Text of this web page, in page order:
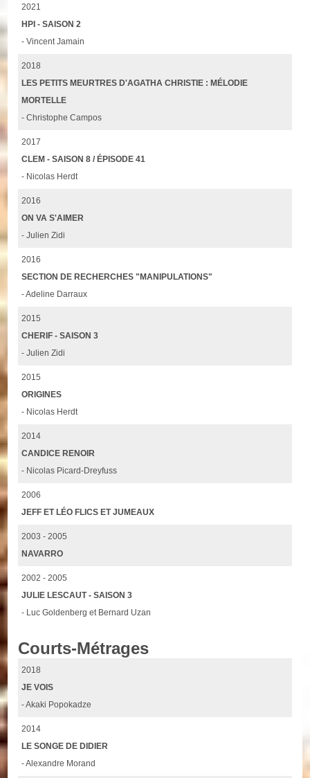
2021
HPI - SAISON 2
- Vincent Jamain
2018
LES PETITS MEURTRES D'AGATHA CHRISTIE : MÉLODIE
MORTELLE
- Christophe Campos
2017
CLEM - SAISON 8 / ÉPISODE 41
- Nicolas Herdt
2016
ON VA S'AIMER
- Julien Zidi
2016
SECTION DE RECHERCHES "MANIPULATIONS"
- Adeline Darraux
2015
CHERIF - SAISON 3
- Julien Zidi
2015
ORIGINES
- Nicolas Herdt
2014
CANDICE RENOIR
- Nicolas Picard-Dreyfuss
2006
JEFF ET LÉO FLICS ET JUMEAUX
2003 - 2005
NAVARRO
2002 - 2005
JULIE LESCAUT - SAISON 3
- Luc Goldenberg et Bernard Uzan
Courts-Métrages
2018
JE VOIS
- Akaki Popokadze
2014
LE SONGE DE DIDIER
- Alexandre Morand